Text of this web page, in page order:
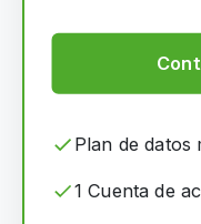
Plan de datos
1 Cuenta de